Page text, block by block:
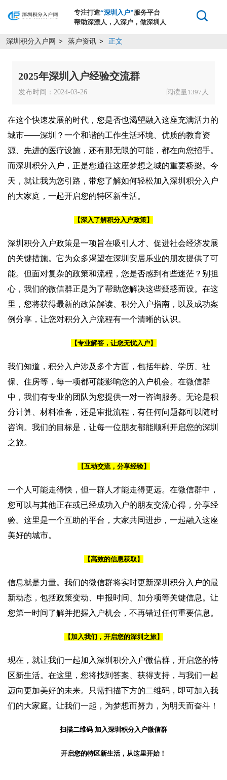
专注打造“深圳入户”服务平台
帮助深漂人，入深户，做深圳人
深圳积分入户网 > 落户资讯 > 正文
2025年深圳入户经验交流群
发布时间：2024-03-26 阅读量1397 人
在这个快速发展的时代，您是否也渴望融入这座充满活力的
城市——深圳？一个和谐的工作生活环境、优质的教育资
源、先进的医疗设施，还有那无限的可能，都在向您招手。
而深圳积分入户，正是您通往这座梦想之城的重要桥梁。今
天，就让我为您引路，带您了解如何轻松加入深圳积分入户
的大家庭，一起开启您的特区新生活。
【深入了解积分入户政策】
深圳积分入户政策是一项旨在吸引人才、促进社会经济发展
的关键措施。它为众多渴望在深圳安居乐业的朋友提供了可
能。但面对复杂的政策和流程，您是否感到有些迷茫？别担
心，我们的微信群正是为了帮助您解决这些疑惑而设。在这
里，您将获得最新的政策解读、积分入户指南，以及成功案
例分享，让您对积分入户流程有一个清晰的认识。
【专业解答，让您无忧入户】
我们知道，积分入户涉及多个方面，包括年龄、学历、社
保、住房等，每一项都可能影响您的入户机会。在微信群
中，我们有专业的团队为您提供一对一咨询服务。无论是积
分计算、材料准备，还是审批流程，有任何问题都可以随时
咨询。我们的目标是，让每一位朋友都能顺利开启您的深圳
之旅。
【互动交流，分享经验】
一个人可能走得快，但一群人才能走得更远。在微信群中，
您可以与其他正在或已经成功入户的朋友交流心得，分享经
验。这里是一个互助的平台，大家共同进步，一起融入这座
美好的城市。
【高效的信息获取】
信息就是力量。我们的微信群将实时更新深圳积分入户的最
新动态，包括政策变动、申报时间、加分项等关键信息。让
您第一时间了解并把握入户机会，不再错过任何重要信息。
【加入我们，开启您的深圳之旅】
现在，就让我们一起加入深圳积分入户微信群，开启您的特
区新生活。在这里，您将找到答案、获得支持，与我们一起
迈向更加美好的未来。只需扫描下方的二维码，即可加入我
们的大家庭。让我们一起，为梦想而努力，为明天而奋斗！
扫描二维码 加入深圳积分入户微信群
开启您的特区新生活，从这里开始！